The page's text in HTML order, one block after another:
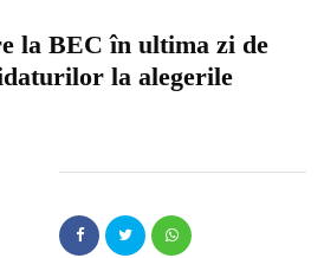
la BEC în ultima zi de
la alegerile